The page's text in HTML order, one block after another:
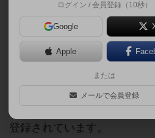
ご協力くだ
当サイトに掲載されている
の情報は、ボドゲーマ運営
ーご本人様・有志の皆様に
登録されています。
ログイン / 会員登録（10秒）
Google
Apple
または
メールで会員登録